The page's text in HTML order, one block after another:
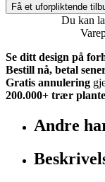
Få et uforpliktende
Du kan
Se ditt design på
Bestill nå, betal
Gratis annulering
200.000+ trær
Andre